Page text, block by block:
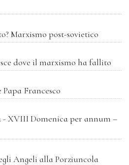
Marxismo post-sovietico
dove il marxismo ha fallito
Francesco
- XVIII Domenica per annum –
Angeli alla Porziuncola